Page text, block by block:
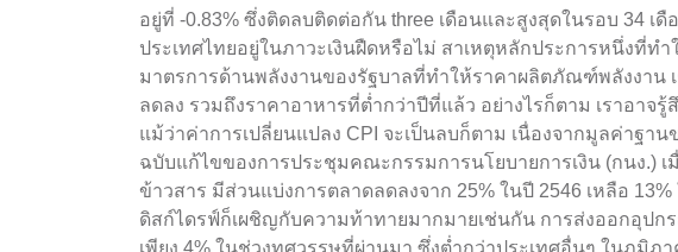
อยู่ที่ -0.83% ซึ่งติดลบติดต่อกัน three เดือนและสูงสุดในรอบ 34 เดื
ประเทศไทยอยู่ในภาวะเงินฝืดหรือไม่ สาเหตุหลักประการหนึ่งที่ทำ
มาตรการด้านพลังงานของรัฐบาลที่ทำให้ราคาผลิตภัณฑ์พลังงาน
ลดลง รวมถึงราคาอาหารที่ต่ำกว่าปีที่แล้ว อย่างไรก็ตาม เราอาจ
แม้ว่าค่าการเปลี่ยนแปลง CPI จะเป็นลบก็ตาม เนื่องจากมูลค่าฐา
ฉบับแก้ไขของการประชุมคณะกรรมการนโยบายการเงิน (กนง.)
ข้าวสาร มีส่วนแบ่งการตลาดลดลงจาก 25% ในปี 2546 เหลือ
ดิสก์ไดรฟ์ก็เผชิญกับความท้าทายมากมายเช่นกัน การส่งออกอุปก
เพียง 4% ในช่วงทศวรรษที่ผ่านมา ซึ่งต่ำกว่าประเทศอื่นๆ ในภูมิภ